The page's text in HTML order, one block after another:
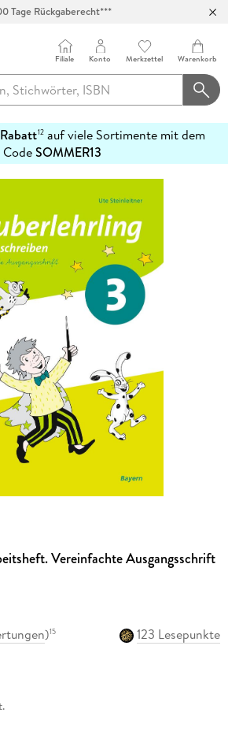
Tage Rückgaberecht***
Filiale Konto Merkzettel Warenkorb
12auf viele Sortimente mit dem
CodeSOMMER13
Vereinfachte Ausgangsschrift
)15
123 Lesepunkte